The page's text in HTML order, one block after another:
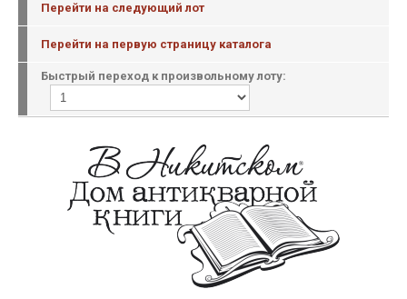
Перейти на следующий лот
Перейти на первую страницу каталога
Быстрый переход к произвольному лоту: